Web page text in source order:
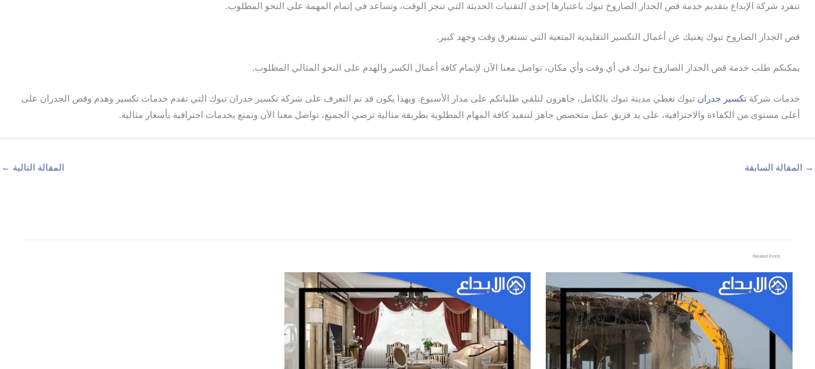
تنفرد شركة الإبداع بتقديم خدمة قص الجدار الصاروخ تبوك باعتبارها إحدى التقنيات الحديثة التي تنجز الوقت، وتساعد في إتمام المهمة على النحو المطلوب.
قص الجدار الصاروخ تبوك يغنيك عن أعمال التكسير التقليدية المتعبة التي تستغرق وقت وجهد كبير.
يمكنكم طلب خدمة قص الجدار الصاروخ تبوك في أي وقت وأي مكان، تواصل معنا الآن لإتمام كافة أعمال الكسر والهدم على النحو المثالي المطلوب.
خدمات شركة تكسير جدران تبوك تغطي مدينة تبوك بالكامل، جاهزون لتلقي طلباتكم على مدار الأسبوع. وبهذا يكون قد تم التعرف على شركة تكسير جدران تبوك التي تقدم خدمات تكسير وهدم وقص الجدران على
أعلى مستوى من الكفاءة والاحترافية، على يد فريق عمل متخصص جاهز لتنفيذ كافة المهام المطلوبة بطريقة مثالية ترضي الجميع، تواصل معنا الآن وتمتع بخدمات احترافية بأسعار مثالية.
→ المقالة السابقة المقالة التالية ←
Related Posts